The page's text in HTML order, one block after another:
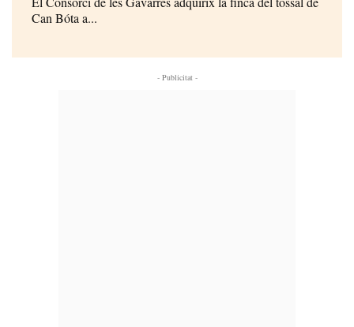
Can Bóta a...
- Publicitat -